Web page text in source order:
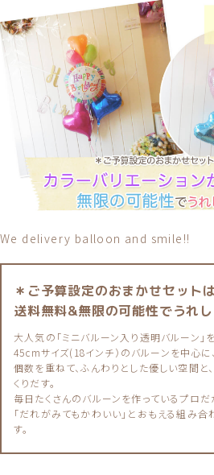
We delivery balloon and smile!!
＊ご予算設定のおまかせセットは
送料無料&無限の可能性でうれ
大人気の「ミニバルーン入り透明バルーン」
45cmサイズ(18インチ）のバルーンを中心に、
個数を重ねて、ふんわりとした優しい空間と
くりだす。
毎日たくさんのバルーンを作っているプロだ
「だれがみてもかわいい」とおもえる組み合
す。